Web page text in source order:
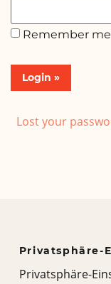
Remember me
Lost your
Privatsphäre-
Privatsphäre-